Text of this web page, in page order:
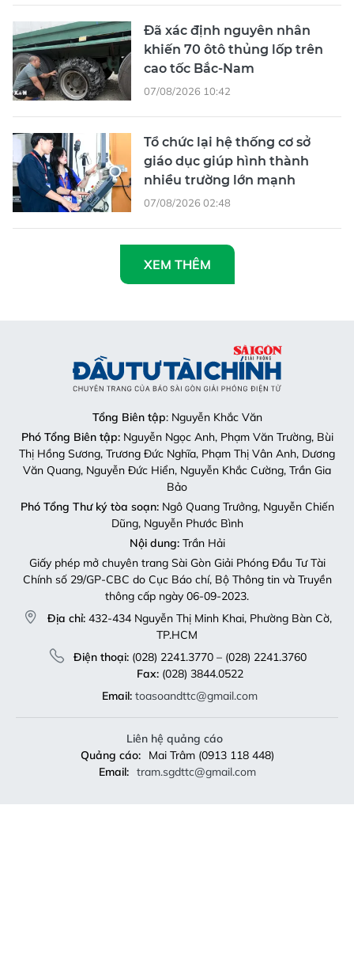
Đã xác định nguyên nhân
khiến 70 ôtô thủng lốp trên
cao tốc Bắc-Nam
07/08/2026 10:42
Tổ chức lại hệ thống cơ sở
giáo dục giúp hình thành
nhiều trường lớn mạnh
07/08/2026 02:48
XEM THÊM
Tổng Biên tập: Nguyễn Khắc Văn
Phó Tổng Biên tập:Nguyễn Ngọc Anh, Phạm Văn Trường, Bùi
Thị Hồng Sương, Trương Đức Nghĩa, Phạm Thị Vân Anh, Dương
Văn Quang, Nguyễn Đức Hiển, Nguyễn Khắc Cường, Trần Gia
Bảo
Phó Tổng Thư ký tòa soạn:Ngô Quang Trưởng, Nguyễn Chiến
Dũng, Nguyễn Phước Bình
Nội dung:Trần Hải
Giấy phép mở chuyên trang Sài Gòn Giải Phóng Đầu Tư Tài
Chính số 29/GP-CBC do Cục Báo chí, Bộ Thông tin và Truyền
thông cấp ngày 06-09-2023.
Địa chỉ: 432-434 Nguyễn Thị Minh Khai, Phường Bàn Cờ,
TP.HCM
Điện thoại:(028) 2241.3770 – (028) 2241.3760
Fax:(028) 3844.0522
Email: toasoandttc@gmail.com
Liên hệ quảng cáo
Quảng cáo:
Mai Trâm (0913 118 448)
Email: tram.sgdttc@gmail.com